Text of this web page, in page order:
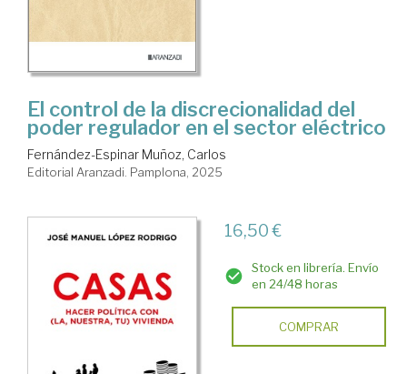
El control de la discrecionalidad del
poder regulador en el sector eléctrico
Fernández-Espinar Muñoz, Carlos
Editorial Aranzadi. Pamplona, 2025
16,50 €
Stock en librería. Envío
en 24/48 horas
COMPRAR